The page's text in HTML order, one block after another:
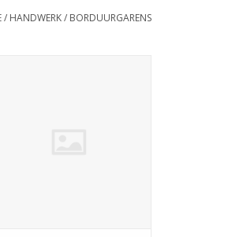
/ HANDWERK/ BORDUURGARENS